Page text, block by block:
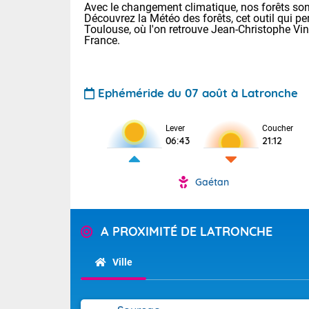
Pour la
Tendance
Avec le changement climatique, nos forêts
Découvrez la Météo des forêts, cet outil qui
Toulouse, où l'on retrouve Jean-Christophe
France.
Ephéméride du 07 août à Latronche
Lever
06:43
Coucher
21:12
Gaétan
A PROXIMITÉ DE LATRONCHE
Ville
Voici les
22/14 Paris :
Clermont-
Lille : 25/15
Demain
Très